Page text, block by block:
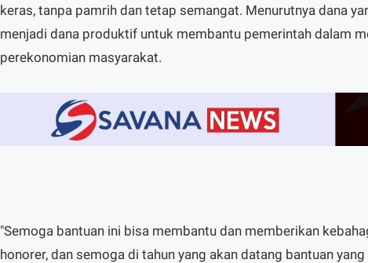
keras, tanpa pamrih dan tetap semangat. Menurutnya dana
menjadi dana produktif untuk membantu pemerintah dalam
perekonomian masyarakat.
"Semoga bantuan ini bisa membantu dan memberikan
honorer, dan semoga di tahun yang akan datang bantuan